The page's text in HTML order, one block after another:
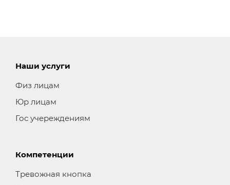
Наши услуги
Физ лицам
Юр лицам
Гос учереждениям
Компетенции
Тревожная кнопка